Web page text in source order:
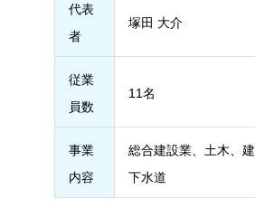
代表
者
塚田 大介
従業
員数
11名
事業
内容
総合建設業、土木、
下水道